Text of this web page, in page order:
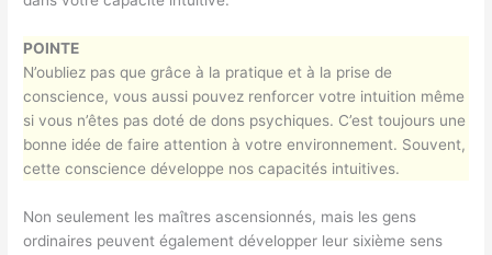
POINTE
N’oubliez pas que grâce à la pratique et à la prise de
conscience, vous aussi pouvez renforcer votre intuition même
si vous n’êtes pas doté de dons psychiques. C’est toujours une
bonne idée de faire attention à votre environnement. Souvent,
cette conscience développe nos capacités intuitives.
Non seulement les maîtres ascensionnés, mais les gens
ordinaires peuvent également développer leur sixième sens